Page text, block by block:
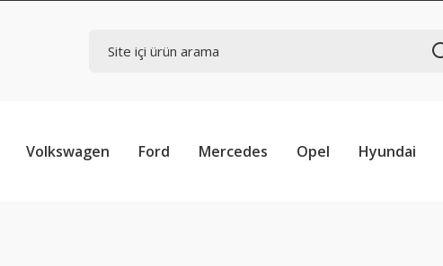
Volkswagen Ford Mercedes Opel Hyundai